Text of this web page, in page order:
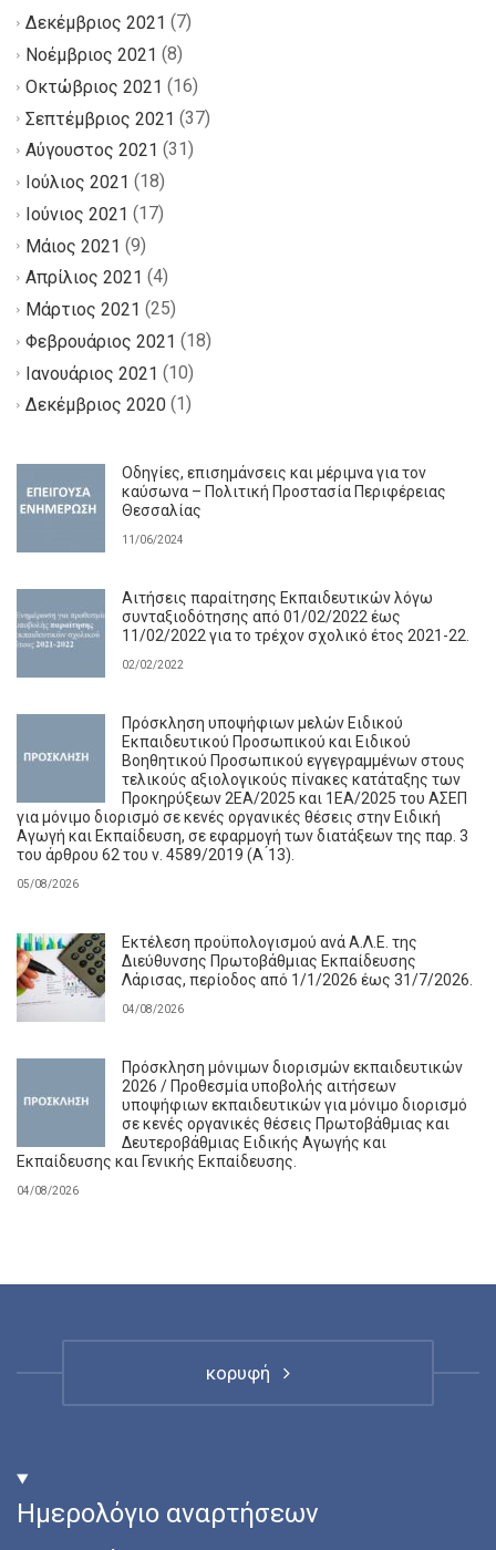
Δεκέμβριος 2021 (7)
Νοέμβριος 2021 (8)
Οκτώβριος 2021 (16)
Σεπτέμβριος 2021 (37)
Αύγουστος 2021 (31)
Ιούλιος 2021 (18)
Ιούνιος 2021 (17)
Μάιος 2021 (9)
Απρίλιος 2021 (4)
Μάρτιος 2021 (25)
Φεβρουάριος 2021 (18)
Ιανουάριος 2021 (10)
Δεκέμβριος 2020 (1)
Οδηγίες, επισημάνσεις και μέριμνα για τον
καύσωνα – Πολιτική Προστασία Περιφέρειας
Θεσσαλίας
11/06/2024
Αιτήσεις παραίτησης Εκπαιδευτικών λόγω
συνταξιοδότησης από 01/02/2022 έως
11/02/2022 για το τρέχον σχολικό έτος 2021-22.
02/02/2022
Πρόσκληση υποψήφιων μελών Ειδικού
Εκπαιδευτικού Προσωπικού και Ειδικού
Βοηθητικού Προσωπικού εγγεγραμμένων στους
τελικούς αξιολογικούς πίνακες κατάταξης των
Προκηρύξεων 2ΕΑ/2025 και 1ΕΑ/2025 του ΑΣΕΠ
για μόνιμο διορισμό σε κενές οργανικές θέσεις στην Ειδική
Αγωγή και Εκπαίδευση, σε εφαρμογή των διατάξεων της παρ. 3
του άρθρου 62 του ν. 4589/2019 (Α ́13).
05/08/2026
Εκτέλεση προϋπολογισμού ανά Α.Λ.Ε. της
Διεύθυνσης Πρωτοβάθμιας Εκπαίδευσης
Λάρισας, περίοδος από 1/1/2026 έως 31/7/2026.
04/08/2026
Πρόσκληση μόνιμων διορισμών εκπαιδευτικών
2026 / Προθεσμία υποβολής αιτήσεων
υποψήφιων εκπαιδευτικών για μόνιμο διορισμό
σε κενές οργανικές θέσεις Πρωτοβάθμιας και
Δευτεροβάθμιας Ειδικής Αγωγής και
Εκπαίδευσης και Γενικής Εκπαίδευσης.
04/08/2026
κορυφή
Ημερολόγιο αναρτήσεων